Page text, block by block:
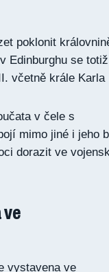
poklonit
Edinburghu se
včetně krále Karla
v čele s
mimo jiné i jeho
dorazit ve
vystavena ve